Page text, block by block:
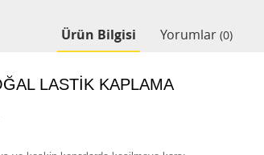
Ürün Bilgisi Yorumlar (0)
LASTİK KAPLAMA